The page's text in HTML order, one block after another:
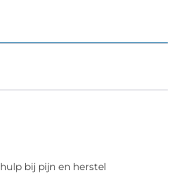
bij pijn en herstel